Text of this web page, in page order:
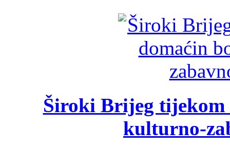
Široki Brijeg tijekom
kulturno-